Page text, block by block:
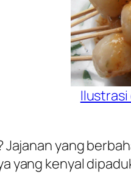
yang
yang kenyal